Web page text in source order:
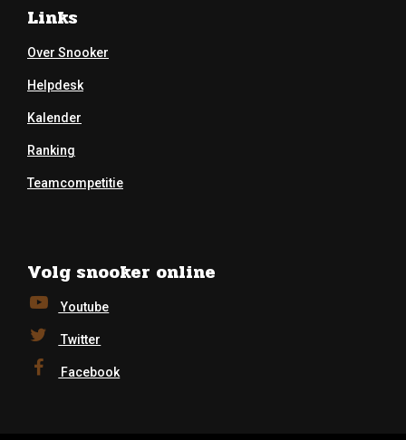
Links
Over Snooker
Helpdesk
Kalender
Ranking
Teamcompetitie
Volg snooker online
Youtube
Twitter
Facebook